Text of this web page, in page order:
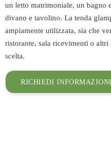
un letto matrimoniale, un bagno
divano e tavolino. La tenda
ampiamente utilizzata, sia che
ristorante, sala ricevimenti o altri
scelta.
RICHIEDI